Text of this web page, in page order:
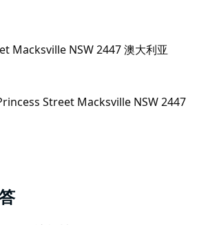
Macksville NSW 2447 澳大利亚